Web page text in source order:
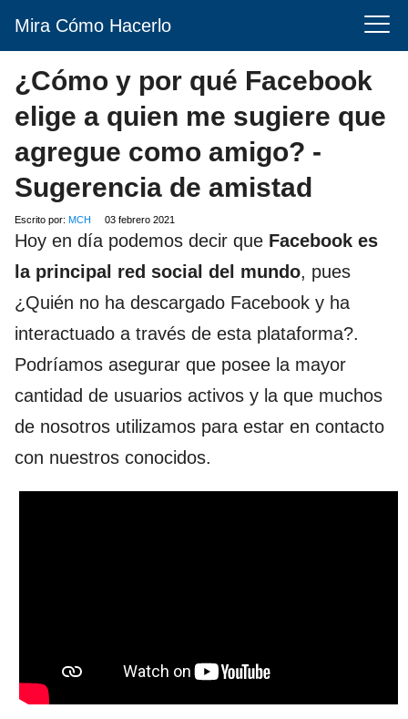
Mira Cómo Hacerlo
¿Cómo y por qué Facebook
elige a quien me sugiere que
agregue como amigo? -
Sugerencia de amistad
Escrito por: MCH 03 febrero 2021
Hoy en día podemos decir que Facebook es
la principal red social del mundo, pues
¿Quién no ha descargado Facebook y ha
interactuado a través de esta plataforma?.
Podríamos asegurar que posee la mayor
cantidad de usuarios activos y la que muchos
de nosotros utilizamos para estar en contacto
con nuestros conocidos.